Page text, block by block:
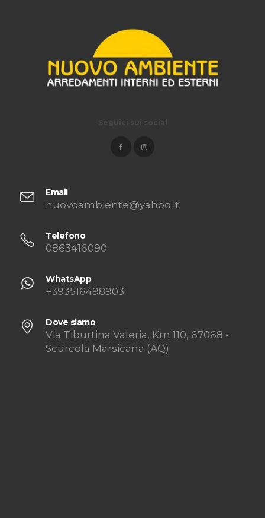
Email
nuovoambiente@yahoo.it
Telefono
0863416090
WhatsApp
+393516498903
Dove siamo
Via Tiburtina Valeria, Km 110, 67068 -
Scurcola Marsicana (AQ)